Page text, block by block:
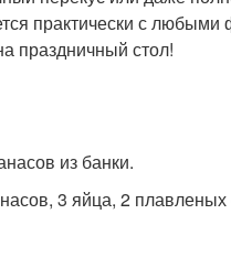
Корейский салат
практически с
праздничный стол!
из банки.
3 яйца, 2